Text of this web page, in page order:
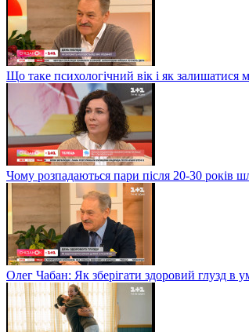
Що таке психологічний вік і як
Чому розпадаються пари після 20-30 років
Олег Чабан: Як зберігати здоровий глузд в